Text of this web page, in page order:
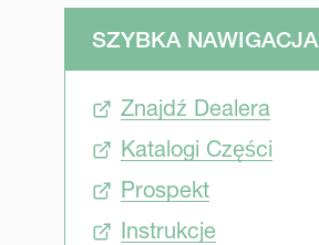
SZYBKA NAWIGACJA
Znajdź Dealera
Katalogi Części
Prospekt
Instrukcje